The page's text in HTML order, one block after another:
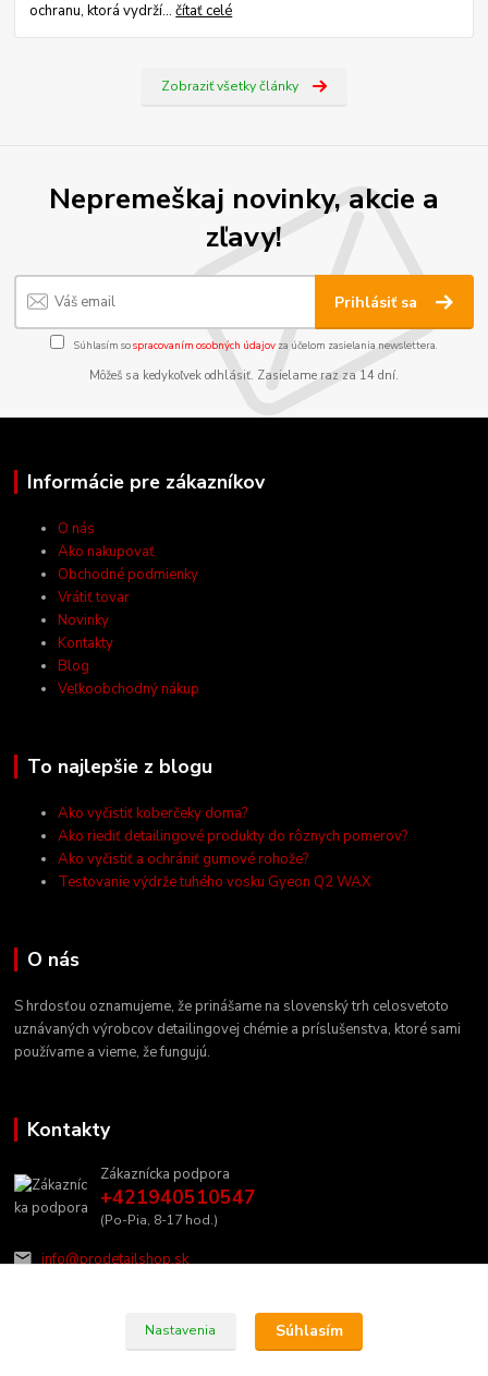
ochranu, ktorá vydrží...čítať celé
Zobraziť všetky články
Nepremeškaj novinky, akcie a
zľavy!
Prihlásiť sa
Súhlasím sospracovaním osobných údajov za účelom zasielania newslettera.
Môžeš sa kedykoľvek odhlásiť. Zasielame raz za 14 dní.
Informácie pre zákazníkov
O nás
Ako nakupovať
Obchodné podmienky
Vrátiť tovar
Novinky
Kontakty
Blog
Veľkoobchodný nákup
To najlepšie z blogu
Ako vyčistiť koberčeky doma?
Ako riediť detailingové produkty do rôznych pomerov?
Ako vyčistiť a ochrániť gumové rohože?
Testovanie výdrže tuhého vosku Gyeon Q2 WAX
O nás
S hrdosťou oznamujeme, že prinášame na slovenský trh celosvetoto
uznávaných výrobcov detailingovej chémie a príslušenstva, ktoré sami
používame a vieme, že fungujú.
Kontakty
Zákaznícka podpora
+421940510547
(Po-Pia, 8-17 hod.)
info@prodetailshop.sk
Nastavenia Súhlasím